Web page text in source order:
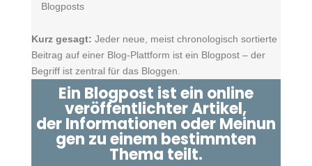
Blogposts
Kurz gesagt: Jeder neue, meist chronologisch sortierte
Beitrag auf einer Blog-Plattform ist ein Blogpost – der
Begriff ist zentral für das Bloggen.
Ein Blogpost ist ein online
veröffentlichter Artikel,
derInformationen oderMeinun
gen zu einem bestimmten
Thema teilt.